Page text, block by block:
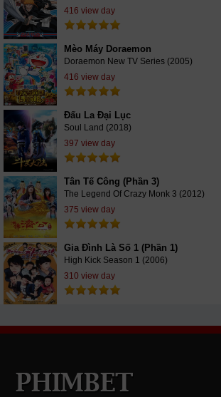
416 view day
Mèo Máy Doraemon
Doraemon New TV Series (2005)
416 view day
Đấu La Đại Lục
Soul Land (2018)
397 view day
Tân Tế Công (Phần 3)
The Legend Of Crazy Monk 3 (2012)
375 view day
Gia Đình Là Số 1 (Phần 1)
High Kick Season 1 (2006)
310 view day